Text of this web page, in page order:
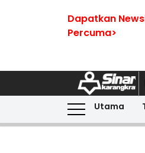
Dapatkan
Percuma>
Utama